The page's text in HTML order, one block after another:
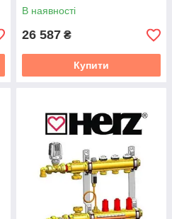
В наявності
26 587 ₴
Купити